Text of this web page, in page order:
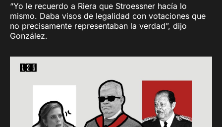
“Yo le recuerdo a Riera que Stroessner hacía lo
mismo. Daba visos de legalidad con votaciones que
no precisamente representaban la verdad”, dijo
González.